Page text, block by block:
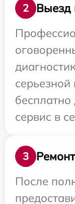
2
Выезд
бесплатно
сервис в
3
После